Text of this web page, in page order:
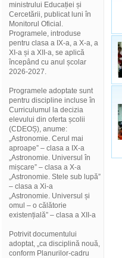
ministrului Educației și
Cercetării, publicat luni în
Monitorul Oficial.
Programele, introduse
pentru clasa a IX-a, a X-a, a
XI-a și a XII-a, se aplică
începând cu anul școlar
2026-2027.
Programele adoptate sunt
pentru discipline incluse în
Curriculumul la decizia
elevului din oferta școlii
(CDEOȘ), anume:
„Astronomie. Cerul mai
aproape” – clasa a IX-a
„Astronomie. Universul în
mișcare” – clasa a X-a
„Astronomie. Stele sub lupă”
– clasa a Xi-a
„Astronomie. Universul și
omul – o călătorie
existențială” – clasa a XII-a
Potrivit documentului
adoptat, „ca disciplină nouă,
conform Planurilor-cadru